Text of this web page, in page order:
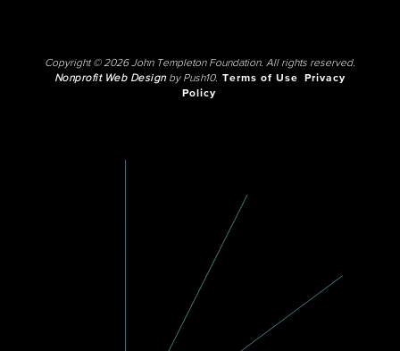
Copyright © 2026 John Templeton Foundation. All rights reserved.
Nonprofit Web Designby Push10. Terms of Use
Privacy
Policy